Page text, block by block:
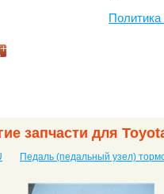
запчасти для